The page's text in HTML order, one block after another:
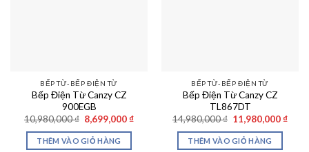
BẾP TỪ-BẾP ĐIỆN TỪ
Bếp Điện Từ Canzy CZ
900EGB
10,980,000₫ Giá
gốc
là:
10,980,000 ₫.
8,699,000 ₫Giá
THÊM VÀO GIỎ HÀNG
BẾP TỪ-BẾP ĐIỆN TỪ
Bếp Điện Từ Canzy CZ
TL867DT
14,980,000₫ Giá
gốc
là:
14,980,000 ₫.
11,980,000 ₫Giá
THÊM VÀO GIỎ HÀNG